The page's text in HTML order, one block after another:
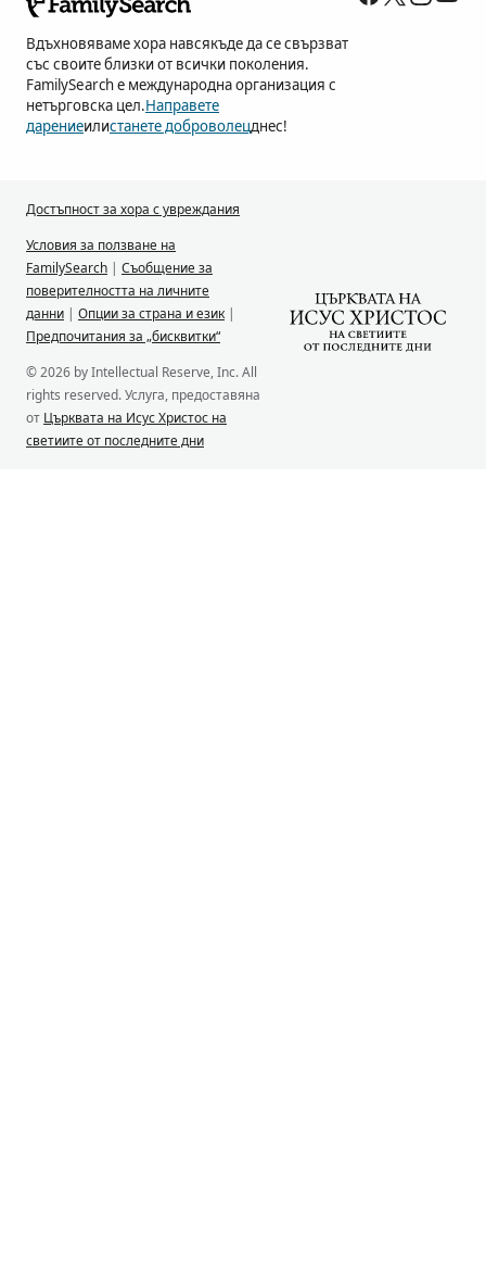
Вдъхновяваме хора навсякъде да се свързват
със своите близки от всички поколения.
FamilySearch е международна организация с
нетърговска цел.Направете
дарениеилистанете доброволецднес!
Достъпност за хора с увреждания
Условия за ползване на
FamilySearch | Съобщение за
поверителността на личните
данни | Опции за страна и език |
Предпочитания за „бисквитки“
© 2026 by Intellectual Reserve, Inc. All
rights reserved. Услуга, предоставяна
от Църквата на Исус Христос на
светиите от последните дни